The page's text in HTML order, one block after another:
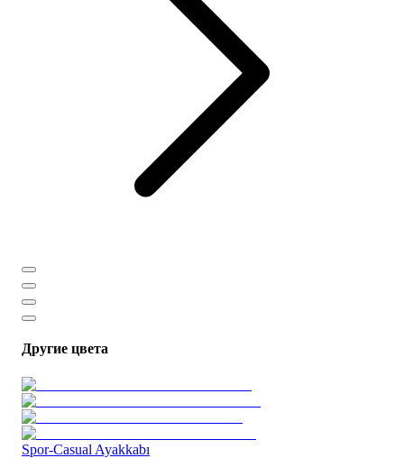
Другие цвета
Spor-Casual Ayakkabı